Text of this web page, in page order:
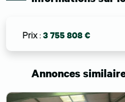
Prix: 3 755 808 €
Annonces